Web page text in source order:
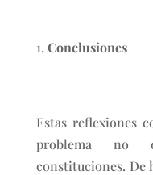
Conclusiones
Estas reflexiones
problema no
constituciones. De